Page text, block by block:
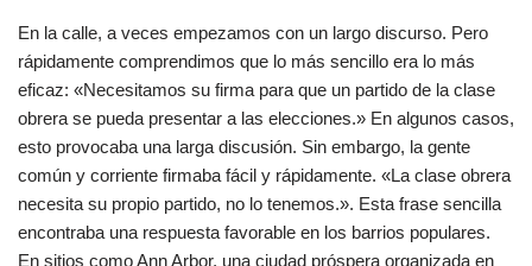
En la calle, a veces empezamos con un largo discurso. Pero
rápidamente comprendimos que lo más sencillo era lo más
eficaz: «Necesitamos su firma para que un partido de la clase
obrera se pueda presentar a las elecciones.» En algunos casos,
esto provocaba una larga discusión. Sin embargo, la gente
común y corriente firmaba fácil y rápidamente. «La clase obrera
necesita su propio partido, no lo tenemos.». Esta frase sencilla
encontraba una respuesta favorable en los barrios populares.
En sitios como Ann Arbor, una ciudad próspera organizada en